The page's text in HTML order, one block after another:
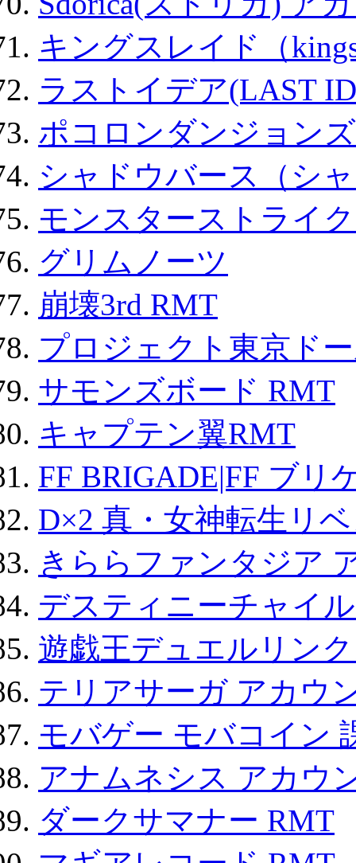
キングスレイド（
ラストイデア(LAST
ポコロンダンジョン
シャドウバース（シ
モンスターストライ
グリムノーツ
崩壊3rd RMT
プロジェクト東京ド
サモンズボード RMT
キャプテン翼RMT
FF BRIGADE|FF ブリ
D×2 真・女神転生リ
きららファンタジア
デスティニーチャイ
遊戯王デュエルリン
テリアサーガ アカウ
モバゲー モバコイン
アナムネシス アカウ
ダークサマナー RMT